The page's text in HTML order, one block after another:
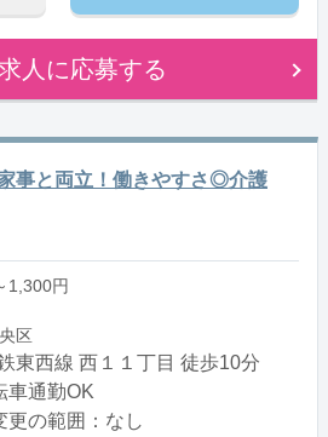
人に応募する
事と両立！働きやすさ◎介護
1,300円
区
東西線 西１１丁目 徒歩10分
車通勤OK
更の範囲：なし